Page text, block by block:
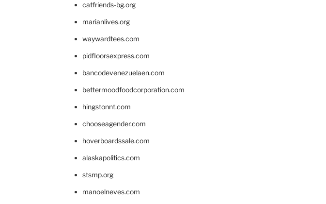
catfriends-bg.org
marianlives.org
waywardtees.com
pidfloorsexpress.com
bancodevenezuelaen.com
bettermoodfoodcorporation.com
hingstonnt.com
chooseagender.com
hoverboardssale.com
alaskapolitics.com
stsmp.org
manoelneves.com